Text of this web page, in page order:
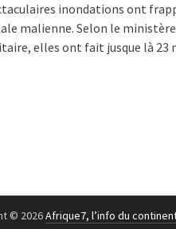
inondations ont
malienne. Selon le ministère
elles ont fait jusque là 23
© 2026Afrique7, l’info du